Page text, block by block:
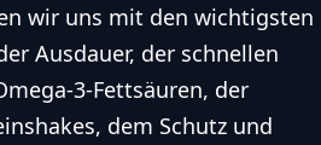
wir uns mit den wichtigsten
Ausdauer, der schnellen
3-Fettsäuren, der
dem Schutz und